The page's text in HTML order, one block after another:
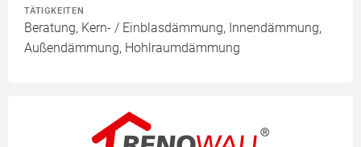
TÄTIGKEITEN
Beratung, Kern- / Einblasdämmung, Innendämmung,
Außendämmung, Hohlraumdämmung